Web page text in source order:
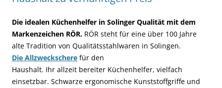
Die idealen Küchenhelfer in Solinger Qualität mit dem
Markenzeichen RÖR. RÖR steht für eine über 100 Jahre
alte Tradition von Qualitätsstahlwaren in Solingen.
Die Allzweckschere für den
Haushalt. Ihr allzeit bereiter Küchenhelfer, vielfach
einsetzbar. Schwarze ergonomische Kunststoffgriffe und